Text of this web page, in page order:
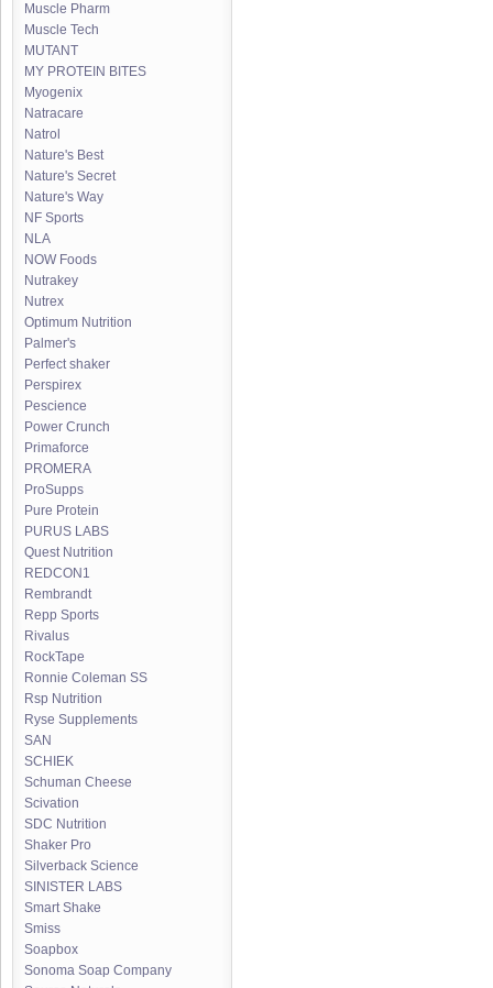
Muscle Pharm
Muscle Tech
MUTANT
MY PROTEIN BITES
Myogenix
Natracare
Natrol
Nature's Best
Nature's Secret
Nature's Way
NF Sports
NLA
NOW Foods
Nutrakey
Nutrex
Optimum Nutrition
Palmer's
Perfect shaker
Perspirex
Pescience
Power Crunch
Primaforce
PROMERA
ProSupps
Pure Protein
PURUS LABS
Quest Nutrition
REDCON1
Rembrandt
Repp Sports
Rivalus
RockTape
Ronnie Coleman SS
Rsp Nutrition
Ryse Supplements
SAN
SCHIEK
Schuman Cheese
Scivation
SDC Nutrition
Shaker Pro
Silverback Science
SINISTER LABS
Smart Shake
Smiss
Soapbox
Sonoma Soap Company